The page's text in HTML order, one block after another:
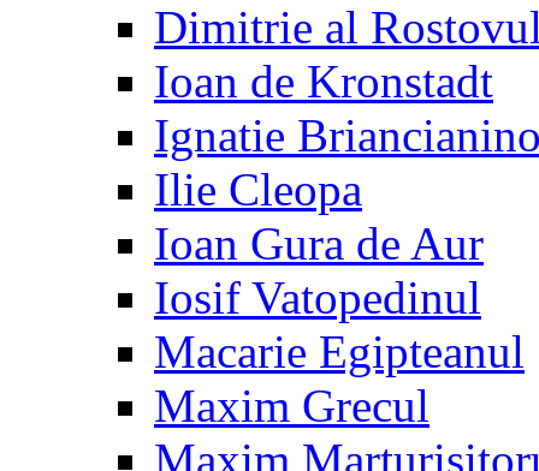
Dimitrie al
Ioan de Kronstadt
Ignatie
Ilie Cleopa
Ioan Gura de Aur
Iosif Vatopedinul
Macarie Egipteanul
Maxim Grecul
Maxim